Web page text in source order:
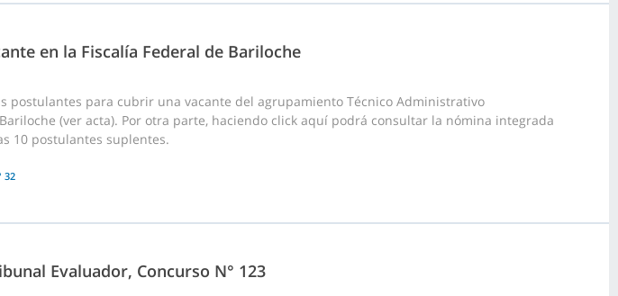
en la Fiscalía Federal de Bariloche
postulantes para cubrir una vacante del agrupamiento Técnico Administrativo
(ver acta). Por otra parte, haciendo click aquí podrá consultar la nómina integrada
10 postulantes suplentes.
32
Evaluador, Concurso N° 123